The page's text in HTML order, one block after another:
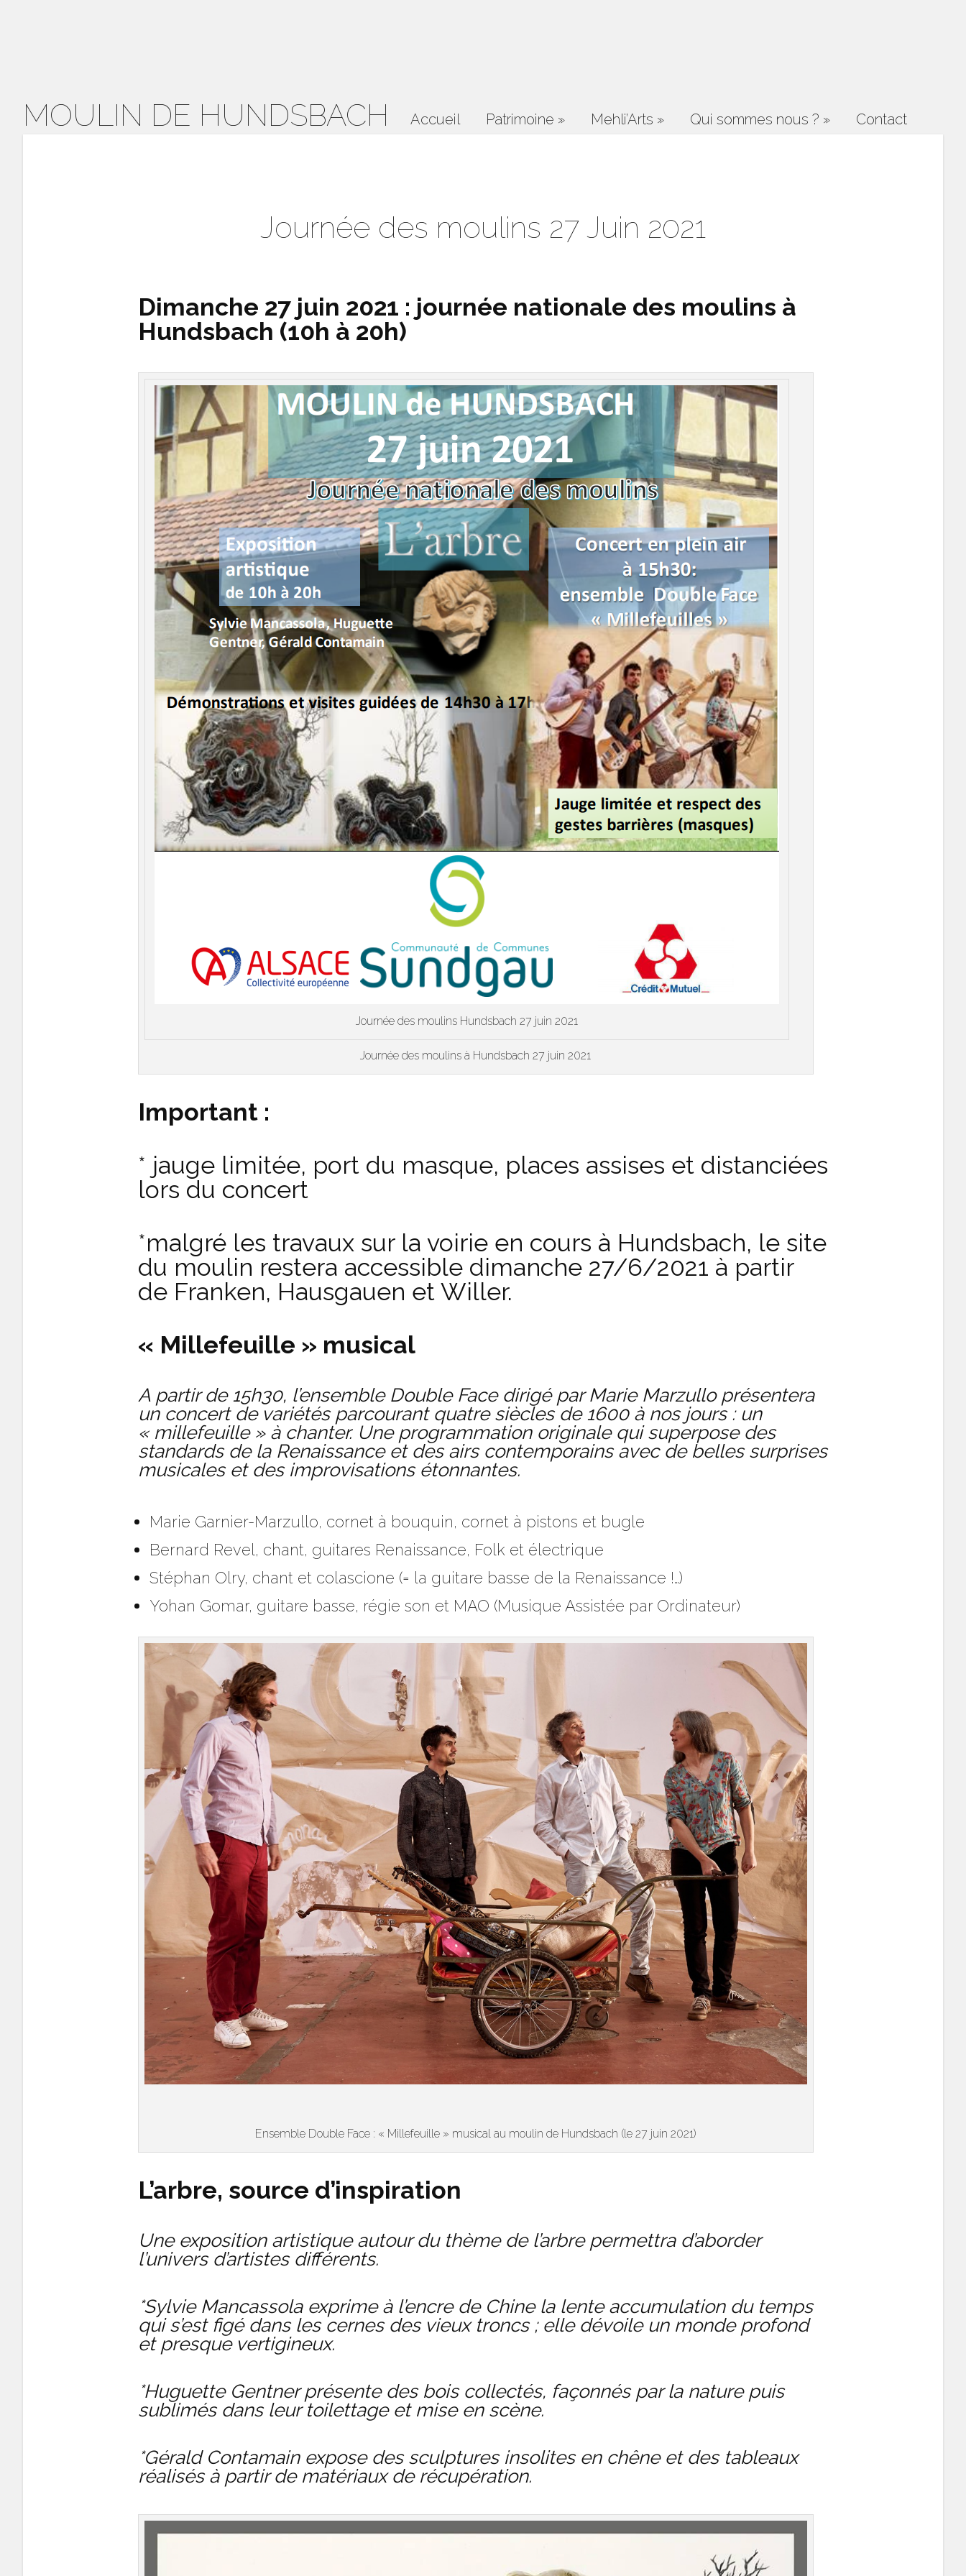
MOULIN DE HUNDSBACH Accueil Patrimoine » Mehli’Arts » Qui sommes nous ? » Contact
Journée des moulins 27 Juin 2021
Dimanche 27 juin 2021 : journée nationale des moulins à
Hundsbach (10h à 20h)
Journée des moulins Hundsbach 27 juin 2021
Journée des moulins à Hundsbach 27 juin 2021
Important :
* jauge limitée, port du masque, places assises et distanciées
lors du concert
*malgré les travaux sur la voirie en cours à Hundsbach, le site
du moulin restera accessible dimanche 27/6/2021 à partir
de Franken, Hausgauen et Willer.
« Millefeuille » musical
A partir de 15h30, l’ensemble Double Face dirigé par Marie Marzullo présentera
un concert de variétés parcourant quatre siècles de 1600 à nos jours : un
« millefeuille » à chanter. Une programmation originale qui superpose des
standards de la Renaissance et des airs contemporains avec de belles surprises
musicales et des improvisations étonnantes.
Marie Garnier-Marzullo, cornet à bouquin, cornet à pistons et bugle
Bernard Revel, chant, guitares Renaissance, Folk et électrique
Stéphan Olry, chant et colascione (= la guitare basse de la Renaissance !…)
Yohan Gomar, guitare basse, régie son et MAO (Musique Assistée par Ordinateur)
Ensemble Double Face : « Millefeuille » musical au moulin de Hundsbach (le 27 juin 2021)
L’arbre, source d’inspiration
Une exposition artistique autour du thème de l’arbre permettra d’aborder
l’univers d’artistes différents.
*Sylvie Mancassola exprime à l’encre de Chine la lente accumulation du temps
qui s’est figé dans les cernes des vieux troncs ; elle dévoile un monde profond
et presque vertigineux.
*Huguette Gentner présente des bois collectés, façonnés par la nature puis
sublimés dans leur toilettage et mise en scène.
*Gérald Contamain expose des sculptures insolites en chêne et des tableaux
réalisés à partir de matériaux de récupération.